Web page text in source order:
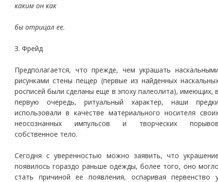
каким он как
бы отрицал ее.
З. Фрейд
Предполагается, что прежде, чем украшать
рисунками стены пещер (первые из найденных
росписей были сделаны еще в эпоху палеолита), имеющих,
первую очередь, ритуальный характер, наши
использовали в качестве материального носителя
неосознанных импульсов и творческих
собственное тело.
Сегодня с уверенностью можно заявить, что
появилось гораздо раньше одежды, более того, оно
стать причиной ее появления, оспаривая первенство